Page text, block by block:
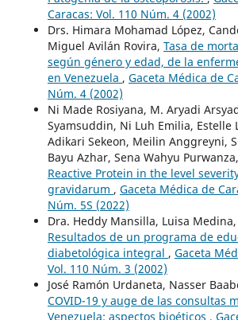
Caracas: Vol. 110 Núm. 4 (2002)
Drs. Himara Mohamad López,
Miguel Avilán Rovira, Tasa de
según género y edad, de la
en Venezuela , Gaceta Médica de
Núm. 4 (2002)
Ni Made Rosiyana, M. Aryadi
Syamsuddin, Ni Luh Emilia, Estelle
Adikari Sekeon, Meilin Anggreyni,
Bayu Azhar, Sena Wahyu Purwanza,
Reactive Protein in the level
gravidarum , Gaceta Médica de
Núm. 5S (2022)
Dra. Heddy Mansilla, Luisa
Resultados de un programa de
diabetológica integral , Gaceta
Vol. 110 Núm. 3 (2002)
José Ramón Urdaneta, Nasser
COVID-19 y auge de las consultas
Venezuela: aspectos bioéticos ,